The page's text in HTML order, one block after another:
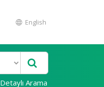
English
Detaylı Arama